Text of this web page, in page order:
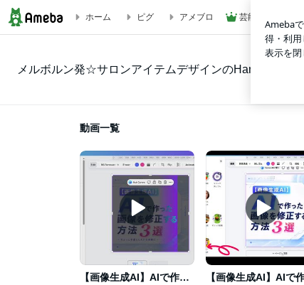
動画一覧｜メルボルン発☆サロンアイテムデザインの
ホーム ピグ アメブロ 芸能人ブログ
メルボルン発☆サロンアイテムデザインのHanaRibbon
動画一覧
【画像生成AI】AIで作った画像を修正する方法5選